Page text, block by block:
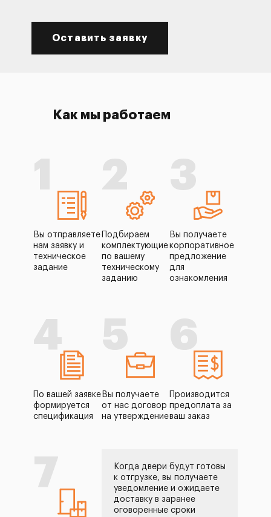
Оставить заявку
Как мы работаем
1
Вы отправляете
нам заявку и
техническое
задание
2
Подбираем
комплектующие
по вашему
техническому
заданию
3
Вы получаете
корпоративное
предложение
для
ознакомления
4
По вашей заявке
формируется
спецификация
5
Вы получаете
от нас договор
на утверждение
6
Производится
предоплата за
ваш заказ
7
Когда двери будут готовы
к отгрузке, вы получаете
уведомление и ожидаете
доставку в заранее
оговоренные сроки